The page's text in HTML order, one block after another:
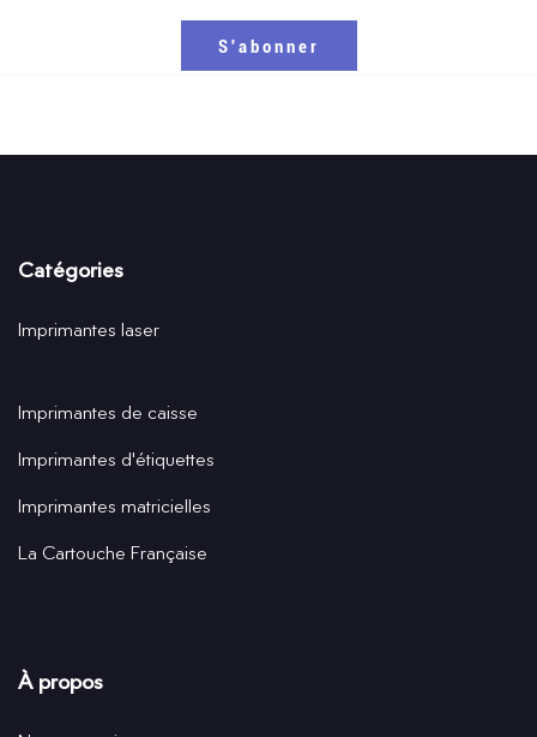
Catégories
Imprimantes laser
Imprimantes de caisse
Imprimantes d'étiquettes
Imprimantes matricielles
La Cartouche Française
À propos